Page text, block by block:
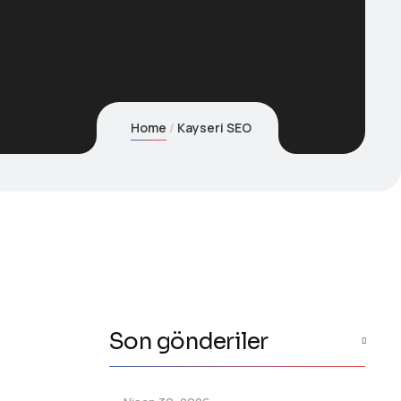
Home Kayseri SEO
Son gönderiler